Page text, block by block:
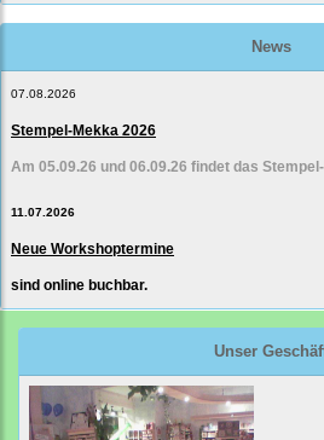
News
07.08.2026
Stempel-Mekka 2026
Am 05.09.26 und 06.09.26 findet das
11.07.2026
Neue Workshoptermine
sind online buchbar.
Unser